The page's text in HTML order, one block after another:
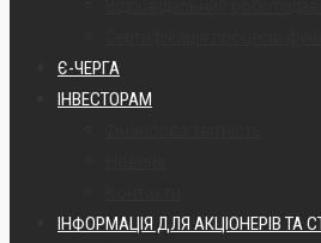
Є-ЧЕРГА
ІНВЕСТОРАМ
ІНФОРМАЦІЯ ДЛЯ АКЦІОНЕРІВ ТА